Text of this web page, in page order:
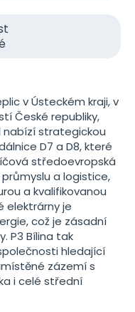
v Ústeckém kraji, v
České republiky,
nabízí strategickou
D7 a D8, které
středoevropská
a logistice,
a kvalifikovanou
elektrárny je
což je zásadní
P3 Bílina tak
hledající
zázemí s
i celé střední